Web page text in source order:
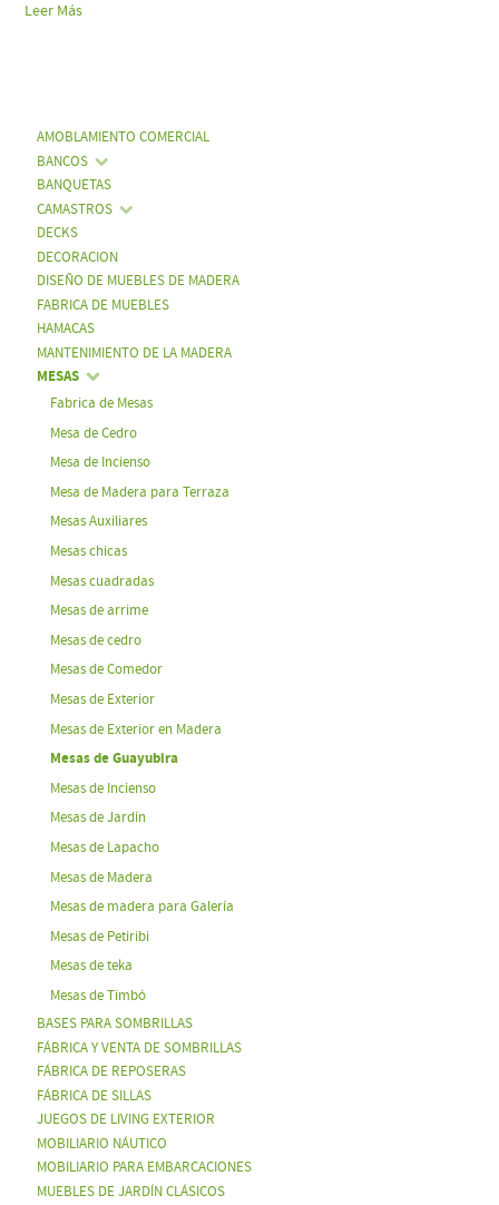
Leer Más
AMOBLAMIENTO COMERCIAL
BANCOS
BANQUETAS
CAMASTROS
DECKS
DECORACION
DISEÑO DE MUEBLES DE MADERA
FABRICA DE MUEBLES
HAMACAS
MANTENIMIENTO DE LA MADERA
MESAS
Fabrica de Mesas
Mesa de Cedro
Mesa de Incienso
Mesa de Madera para Terraza
Mesas Auxiliares
Mesas chicas
Mesas cuadradas
Mesas de arrime
Mesas de cedro
Mesas de Comedor
Mesas de Exterior
Mesas de Exterior en Madera
Mesas de Guayubira
Mesas de Incienso
Mesas de Jardín
Mesas de Lapacho
Mesas de Madera
Mesas de madera para Galería
Mesas de Petiribi
Mesas de teka
Mesas de Timbó
BASES PARA SOMBRILLAS
FÁBRICA Y VENTA DE SOMBRILLAS
FÁBRICA DE REPOSERAS
FÁBRICA DE SILLAS
JUEGOS DE LIVING EXTERIOR
MOBILIARIO NÁUTICO
MOBILIARIO PARA EMBARCACIONES
MUEBLES DE JARDÍN CLÁSICOS